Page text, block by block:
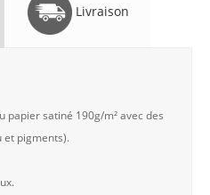
Livraison
satiné 190g/m² avec des
et pigments).